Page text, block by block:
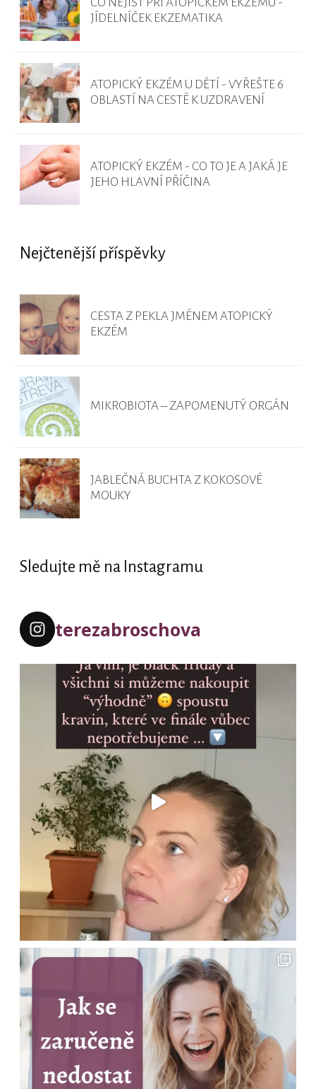
JÍDELNÍČEK EKZEMATIKA
ATOPICKÝ EKZÉM U DĚTÍ - VYŘEŠTE 6
OBLASTÍ NA CESTĚ K UZDRAVENÍ
ATOPICKÝ EKZÉM - CO TO JE A JAKÁ JE
JEHO HLAVNÍ PŘÍČINA
Nejčtenější příspěvky
CESTA Z PEKLA JMÉNEM ATOPICKÝ
EKZÉM
MIKROBIOTA – ZAPOMENUTÝ ORGÁN
JABLEČNÁ BUCHTA Z KOKOSOVÉ
MOUKY
Sledujte mě na Instagramu
terezabroschova